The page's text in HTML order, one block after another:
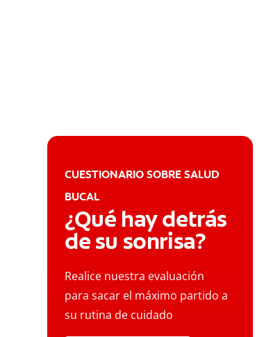
CUESTIONARIO SOBRE SALUD
BUCAL
¿Qué hay detrás
de su sonrisa?
Realice nuestra evaluación
para sacar el máximo partido a
su rutina de cuidado